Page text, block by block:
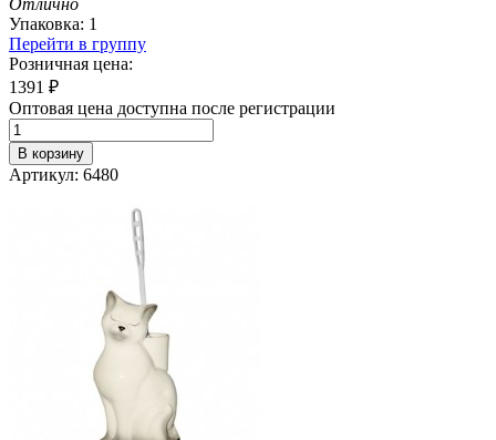
Упаковка: 1
Перейти в группу
Розничная цена:
1391 ₽
Оптовая цена доступна после регистрации
В корзину
Артикул: 6480